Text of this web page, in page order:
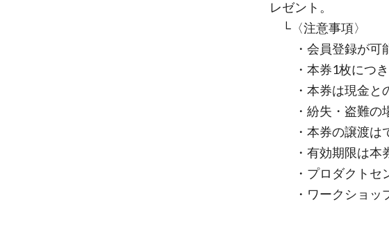
レゼント。
└〈注意事項〉
・会員登録が可能
・本券1枚につき
・本券は現金との
・紛失・盗難の場
・本券の譲渡はで
・有効期限は本券
・プロダクトセン
・ワークショップ